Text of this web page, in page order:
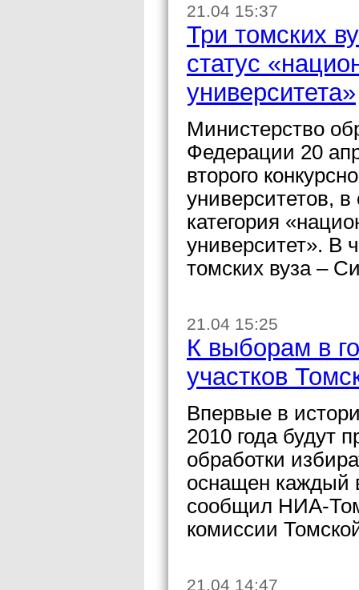
21.04 15:37
Три томских
статус
университета»
Министерство
Федерации 20
второго
университетов,
категория
университет». В
томских вуза –
21.04 15:25
К выборам в
участков
Впервые в
2010 года будут
обработки
оснащен каждый
сообщил НИА-
комиссии
21.04 14:47